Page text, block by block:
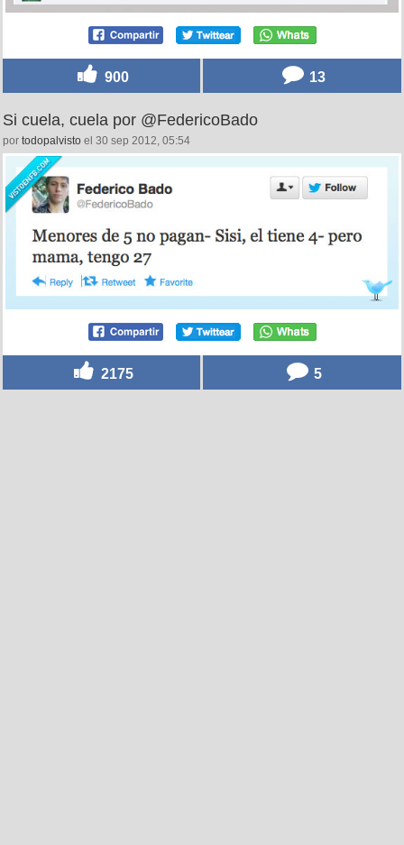
900 13
Si cuela, cuela por @FedericoBado
por todopalvisto el 30 sep 2012, 05:54
2175 5